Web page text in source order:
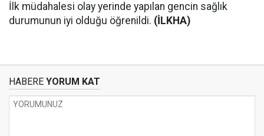
İlk müdahalesi olay yerinde yapılan gencin sağlık
durumunun iyi olduğu öğrenildi. (İLKHA)
HABERE YORUM KAT